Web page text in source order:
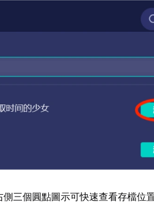
三個圓點圖示可快速查看存檔位置